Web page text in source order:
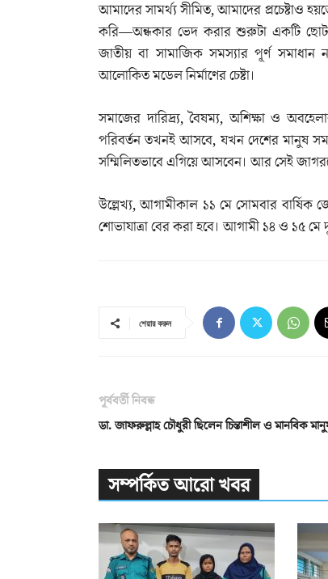
আমাদের সামর্থ্য সীমিত, আমাদের প্রচেষ্টাও
করি—অন্ধকার ভেদ করার শুরুটা একটি
জাতীয় বা সামাজিক সমস্যার পূর্ণ সমাধান
আলোকিত মডেল নির্মাণের চেষ্টা।
সমাজের দারিদ্র্য, বৈষম্য, অশিক্ষা ও
পরিবর্তন তখনই আসবে, যখন দেশের মানুষ
সম্মিলিতভাবে এগিয়ে আসবেন। আর সেই
উল্লেখ্য, আগামীকাল ১১ মে সোমবার বার্ষিক
শোভাযাত্রা বের করা হবে। আগামী ১৪ ও ১৫ মে
শেয়ার করুন
পূর্ববর্তী নিবন্ধ
ডা. জাফরুল্লাহ চৌধুরী ছিলেন চিন্তাশীল ও মানবিক
সম্পর্কিত আরো খবর